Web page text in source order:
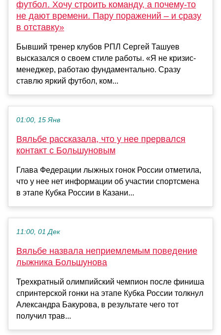
футбол. Хочу строить команду, а почему-то
не дают времени. Пару поражений – и сразу
в отставку»
Бывший тренер клубов РПЛ Сергей Ташуев
высказался о своем стиле работы. «Я не кризис-
менеджер, работаю фундаментально. Сразу
ставлю яркий футбол, ком...
01:00, 15 Янв
Вяльбе рассказала, что у нее прервался
контакт с Большуновым
Глава Федерации лыжных гонок России отметила,
что у нее нет информации об участии спортсмена
в этапе Кубка России в Казани...
11:00, 01 Дек
Вяльбе назвала неприемлемым поведение
лыжника Большунова
Трехкратный олимпийский чемпион после финиша
спринтерской гонки на этапе Кубка России толкнул
Александра Бакурова, в результате чего тот
получил трав...